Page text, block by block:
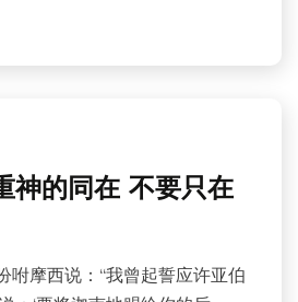
神的同在 不要只在
咐摩西说：“我曾起誓应许亚伯